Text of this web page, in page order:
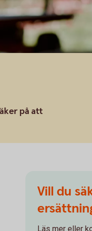
på att
Vill du
Läs mer eller